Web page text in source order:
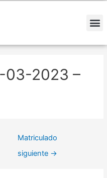
03-2023 –
Matriculado
siguiente →